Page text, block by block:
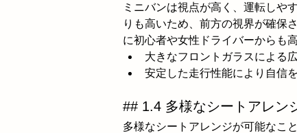
ミニバンは視点が高く、運転しや
りも高いため、前方の視界が確保
に初心者や女性ドライバーからも
大きなフロントガラスによる
安定した走行性能により自信
## 1.4 多様なシートアレン
多様なシートアレンジが可能なこ